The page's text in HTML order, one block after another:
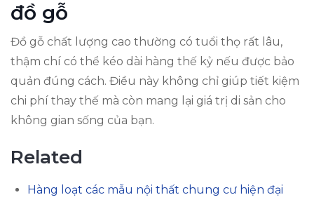
đồ gỗ
Đồ gỗ chất lượng cao thường có tuổi thọ rất lâu,
thậm chí có thể kéo dài hàng thế kỷ nếu được bảo
quản đúng cách. Điều này không chỉ giúp tiết kiệm
chi phí thay thế mà còn mang lại giá trị di sản cho
không gian sống của bạn.
Related
Hàng loạt các mẫu nội thất chung cư hiện đại